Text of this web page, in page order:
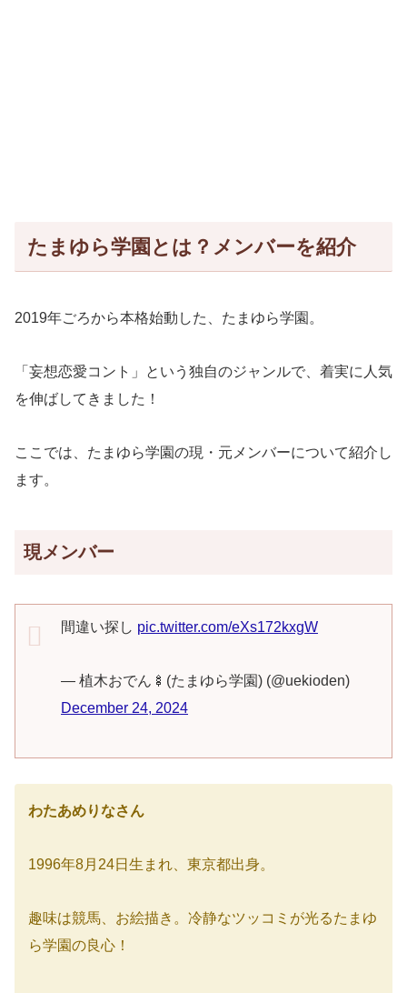
たまゆら学園とは？メンバーを紹介
2019年ごろから本格始動した、たまゆら学園。
「妄想恋愛コント」という独自のジャンルで、着実に人気
を伸ばしてきました！
ここでは、たまゆら学園の現・元メンバーについて紹介し
ます。
現メンバー
間違い探し pic.twitter.com/eXs172kxgW
— 植木おでん🍢(たまゆら学園) (@uekioden)
December 24, 2024
わたあめりなさん
1996年8月24日生まれ、東京都出身。
趣味は競馬、お絵描き。冷静なツッコミが光るたまゆ
ら学園の良心！